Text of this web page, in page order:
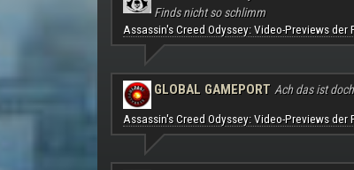
Finds nicht so schlimm
Assassin's Creed Odyssey: Video-Previews der
GLOBAL GAMEPORT Ach das ist
Assassin's Creed Odyssey: Video-Previews der